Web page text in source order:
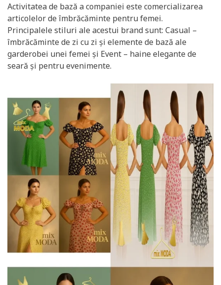
Activitatea de bază a companiei este comercializarea
articolelor de îmbrăcăminte pentru femei.
Principalele stiluri ale acestui brand sunt: Casual –
îmbrăcăminte de zi cu zi și elemente de bază ale
garderobei unei femei și Event – haine elegante de
seară și pentru evenimente.